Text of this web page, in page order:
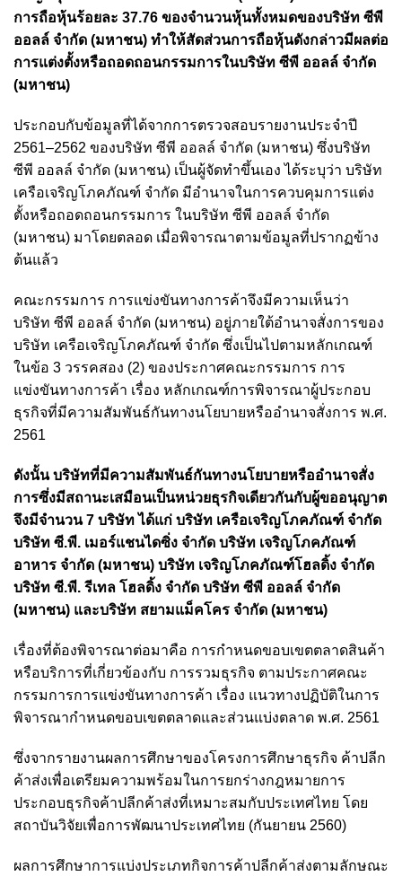
การถือหุ้นร้อยละ 37.76 ของจำนวนหุ้นทั้งหมดของบริษัท ซีพี
ออลล์ จำกัด (มหาชน) ทำให้สัดส่วนการถือหุ้นดังกล่าวมีผลต่อ
การแต่งตั้งหรือถอดถอนกรรมการในบริษัท ซีพี ออลล์ จำกัด
(มหาชน)
ประกอบกับข้อมูลที่ได้จากการตรวจสอบรายงานประจำปี
2561–2562 ของบริษัท ซีพี ออลล์ จำกัด (มหาชน) ซึ่งบริษัท
ซีพี ออลล์ จำกัด (มหาชน) เป็นผู้จัดทำขึ้นเอง ได้ระบุว่า บริษัท
เครือเจริญโภคภัณฑ์ จำกัด มีอำนาจในการควบคุมการแต่ง
ตั้งหรือถอดถอนกรรมการ ในบริษัท ซีพี ออลล์ จำกัด
(มหาชน) มาโดยตลอด เมื่อพิจารณาตามข้อมูลที่ปรากฏข้าง
ต้นแล้ว
คณะกรรมการ การแข่งขันทางการค้าจึงมีความเห็นว่า
บริษัท ซีพี ออลล์ จำกัด (มหาชน) อยู่ภายใต้อำนาจสั่งการของ
บริษัท เครือเจริญโภคภัณฑ์ จำกัด ซึ่งเป็นไปตามหลักเกณฑ์
ในข้อ 3 วรรคสอง (2) ของประกาศคณะกรรมการ การ
แข่งขันทางการค้า เรื่อง หลักเกณฑ์การพิจารณาผู้ประกอบ
ธุรกิจที่มีความสัมพันธ์กันทางนโยบายหรืออำนาจสั่งการ พ.ศ.
2561
ดังนั้น บริษัทที่มีความสัมพันธ์กันทางนโยบายหรืออำนาจสั่ง
การซึ่งมีสถานะเสมือนเป็นหน่วยธุรกิจเดียวกันกับผู้ขออนุญาต
จึงมีจำนวน 7 บริษัท ได้แก่ บริษัท เครือเจริญโภคภัณฑ์ จำกัด
บริษัท ซี.พี. เมอร์แชนไดซิ่ง จำกัด บริษัท เจริญโภคภัณฑ์
อาหาร จำกัด (มหาชน) บริษัท เจริญโภคภัณฑ์โฮลดิ้ง จำกัด
บริษัท ซี.พี. รีเทล โฮลดิ้ง จำกัด บริษัท ซีพี ออลล์ จำกัด
(มหาชน) และบริษัท สยามแม็คโคร จำกัด (มหาชน)
เรื่องที่ต้องพิจารณาต่อมาคือ การกำหนดขอบเขตตลาดสินค้า
หรือบริการที่เกี่ยวข้องกับ การรวมธุรกิจ ตามประกาศคณะ
กรรมการการแข่งขันทางการค้า เรื่อง แนวทางปฏิบัติในการ
พิจารณากำหนดขอบเขตตลาดและส่วนแบ่งตลาด พ.ศ. 2561
ซึ่งจากรายงานผลการศึกษาของโครงการศึกษาธุรกิจ ค้าปลีก
ค้าส่งเพื่อเตรียมความพร้อมในการยกร่างกฎหมายการ
ประกอบธุรกิจค้าปลีกค้าส่งที่เหมาะสมกับประเทศไทย โดย
สถาบันวิจัยเพื่อการพัฒนาประเทศไทย (กันยายน 2560)
ผลการศึกษาการแบ่งประเภทกิจการค้าปลีกค้าส่งตามลักษณะ